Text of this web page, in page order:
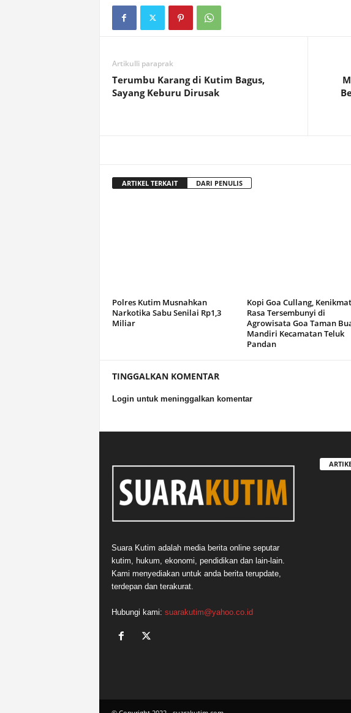
Artikulli paraprak
Terumbu Karang di Kutim Bagus,
Sayang Keburu Dirusak
ARTIKEL TERKAIT DARI PENULIS
Polres Kutim Musnahkan
Narkotika Sabu Senilai Rp1,3
Miliar
Kopi Goa Cullang,
Rasa Tersembunyi di
Agrowisata Goa Taman
Mandiri Kecamatan Teluk
Pandan
TINGGALKAN KOMENTAR
Login untuk meninggalkan komentar
Suara Kutim adalah media berita online seputar
kutim, hukum, ekonomi, pendidikan dan lain-lain.
Kami menyediakan untuk anda berita terupdate,
terdepan dan terakurat.
Hubungi kami: suarakutim@yahoo.co.id